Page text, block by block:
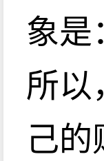
象
所
己